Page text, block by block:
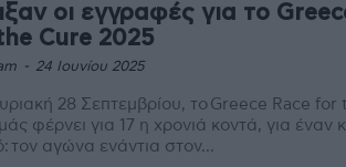
οι εγγραφές για το
Cure 2025
- 24 Ιουνίου 2025
28 Σεπτεμβρίου, το Greece Race
φέρνει για 17 η χρονιά κοντά, για έναν
τον αγώνα ενάντια στον...